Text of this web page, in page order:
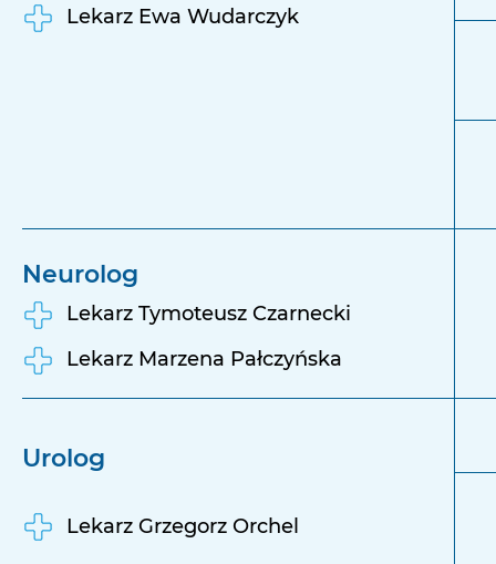
Neurolog
Lekarz Tymoteusz Czarnecki
Lekarz Ewa Wudarczyk
Lekarz Marzena Pałczyńska
Urolog
Lekarz Grzegorz Orchel